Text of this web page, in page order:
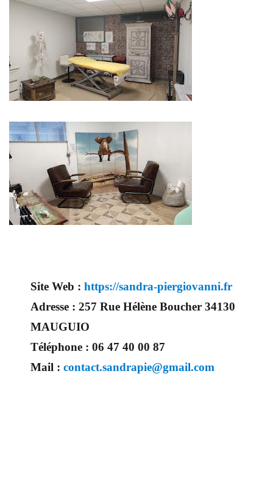
Site Web : https://sandra-piergiovanni.fr
Adresse : 257 Rue Hélène Boucher 34130
MAUGUIO
Téléphone : 06 47 40 00 87
Mail : contact.sandrapie@gmail.com